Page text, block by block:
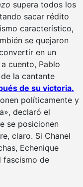
supera todos los
sacar rédito
característico,
se quejaron
en un
cuento, Pablo
la cantante
de su victoria.
políticamente y
declaró el
se posicionen
claro. Si Chanel
Echenique
fascismo de